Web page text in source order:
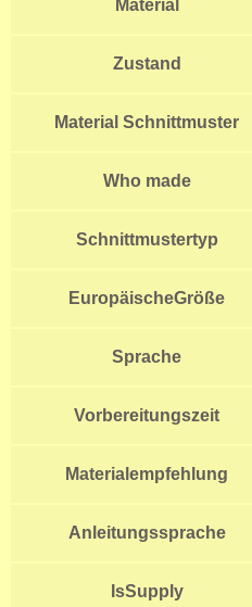
Material
Zustand
Material Schnittmuster
Who made
Schnittmustertyp
EuropäischeGröße
Sprache
Vorbereitungszeit
Materialempfehlung
Anleitungssprache
IsSupply